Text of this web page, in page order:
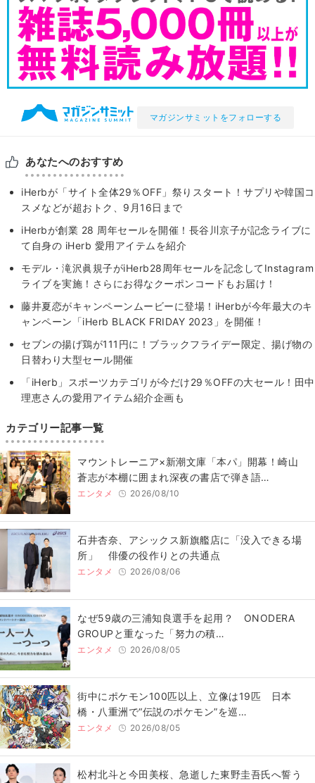
マガジンサミットをフォローする
あなたへのおすすめ
iHerbが「サイト全体29％OFF」祭りスタート！サプリや韓国コ
スメなどが超おトク、9月16日まで
iHerbが創業 28 周年セールを開催！⻑⾕川京⼦が記念ライブに
て自身の iHerb 愛用アイテムを紹介
モデル・滝沢眞規子がiHerb28周年セールを記念してInstagram
ライブを実施！さらにお得なクーポンコードもお届け！
藤井夏恋がキャンペーンムービーに登場！iHerbが今年最⼤のキ
ャンペーン「iHerb BLACK FRIDAY 2023」を開催！
セブンの揚げ鶏が111円に！ブラックフライデー限定、揚げ物の
日替わり大型セール開催
「iHerb」スポーツカテゴリが今だけ29％OFFの大セール！田中
理恵さんの愛用アイテム紹介企画も
カテゴリー記事一覧
マウントレーニア×新潮文庫「本パ」開幕！崎山
蒼志が本棚に囲まれ深夜の書店で弾き語…
エンタメ 2026/08/10
石井杏奈、アシックス新旗艦店に「没入できる場
所」 俳優の役作りとの共通点
エンタメ 2026/08/06
なぜ59歳の三浦知良選手を起用？ ONODERA
GROUPと重なった「努力の積…
エンタメ 2026/08/05
街中にポケモン100匹以上、立像は19匹 日本
橋・八重洲で“伝説のポケモン”を巡…
エンタメ 2026/08/05
松村北斗と今田美桜、急逝した東野圭吾氏へ誓う